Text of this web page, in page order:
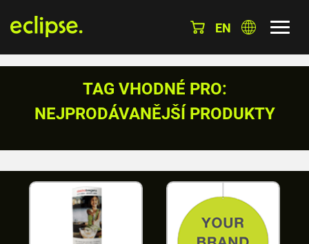
EN
TAG VHODNÉ PRO:
NEJPRODÁVANĚJŠÍ PRODUKTY